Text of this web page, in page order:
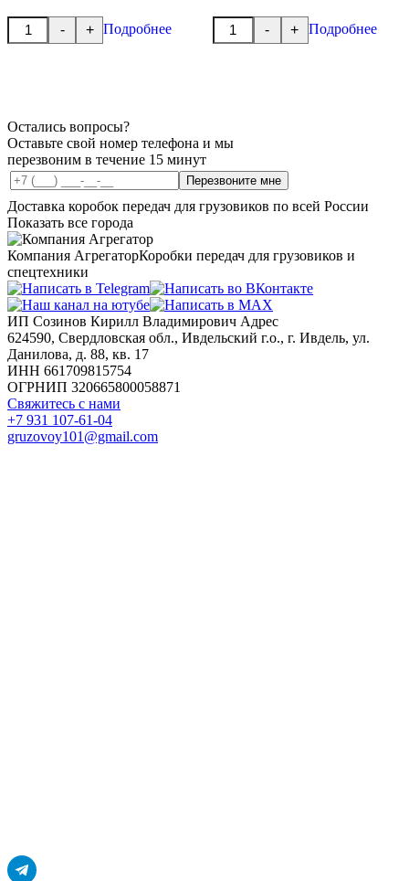
-
Количество
товара
передачи
+ Подробнее -
Количество
товара
+ Подробнее
Остались вопросы?
Оставьте свой номер телефона и мы
перезвоним в течение 15 минут
Перезвоните мне
Доставка коробок передач для грузовиков по всей России
Показать все города
Компания АгрегаторКоробки передач для грузовиков и
спецтехники
ИП Созинов Кирилл Владимирович Адрес
624590, Свердловская обл., Ивдельский г.о., г. Ивдель, ул.
Данилова, д. 88, кв. 17
ИНН 661709815754
ОГРНИП 320665800058871
Свяжитесь с нами
+7 931 107-61-04
gruzovoy101@gmail.com